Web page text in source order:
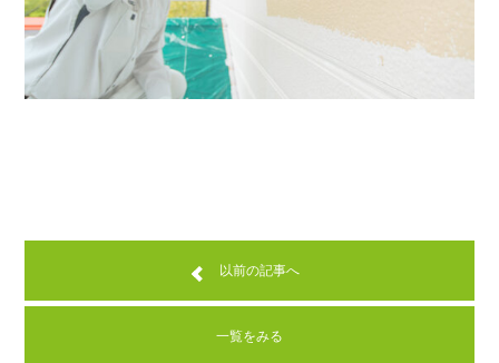
以前の記事へ
一覧をみる